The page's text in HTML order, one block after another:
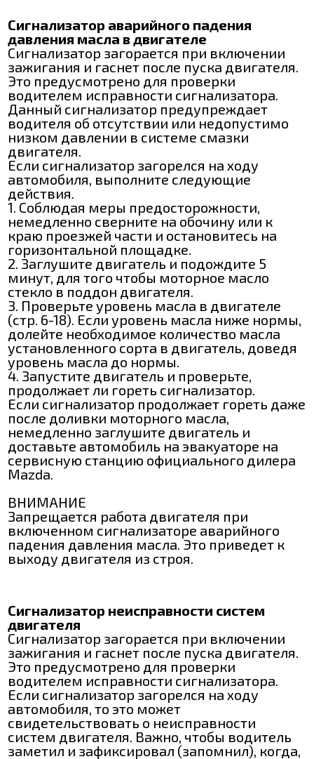
Сигнализатор аварийного падения
давления масла в двигателе
Сигнализатор загорается при включении
зажигания и гаснет после пуска двигателя.
Это предусмотрено для проверки
водителем исправности сигнализатора.
Данный сигнализатор предупреждает
водителя об отсутствии или недопустимо
низком давлении в системе смазки
двигателя.
Если сигнализатор загорелся на ходу
автомобиля, выполните следующие
действия.
1. Соблюдая меры предосторожности,
немедленно сверните на обочину или к
краю проезжей части и остановитесь на
горизонтальной площадке.
2. Заглушите двигатель и подождите 5
минут, для того чтобы моторное масло
стекло в поддон двигателя.
3. Проверьте уровень масла в двигателе
(стр. 6-18). Если уровень масла ниже нормы,
долейте необходимое количество масла
установленного сорта в двигатель, доведя
уровень масла до нормы.
4. Запустите двигатель и проверьте,
продолжает ли гореть сигнализатор.
Если сигнализатор продолжает гореть даже
после доливки моторного масла,
немедленно заглушите двигатель и
доставьте автомобиль на эвакуаторе на
сервисную станцию официального дилера
Mazda.
ВНИМАНИЕ
Запрещается работа двигателя при
включенном сигнализаторе аварийного
падения давления масла. Это приведет к
выходу двигателя из строя.
Сигнализатор неисправности систем
двигателя
Сигнализатор загорается при включении
зажигания и гаснет после пуска двигателя.
Это предусмотрено для проверки
водителем исправности сигнализатора.
Если сигнализатор загорелся на ходу
автомобиля, то это может
свидетельствовать о неисправности
систем двигателя. Важно, чтобы водитель
заметил и зафиксировал (запомнил), когда,